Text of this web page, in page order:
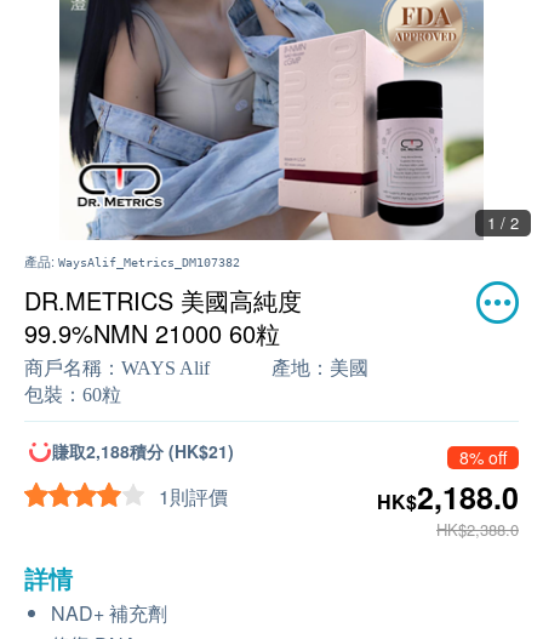
1 / 2
產品: WaysAlif_Metrics_DM107382
DR.METRICS 美國高純度
99.9%NMN 21000 60粒
商戶名稱： WAYS Alif 產地： 美國
包裝： 60粒
賺取2,188積分 (HK$21)
1則評價
8% off
HK$2,188.0
HK$2,388.0
詳情
NAD+ 補充劑